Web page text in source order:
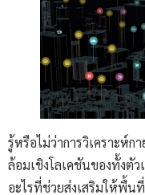
รู้หรือไม่ว่าการวิเคราะห์
ล้อมเชิงโลเคชันของทั้งตั
อะไรที่ช่วยส่งเสริมให้พื้